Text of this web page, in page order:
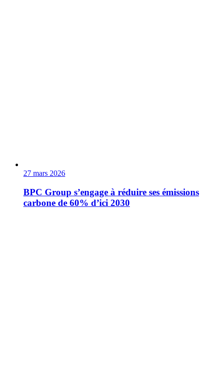
27 mars 2026
BPC Group s’engage à réduire ses émissions
carbone de 60% d’ici 2030